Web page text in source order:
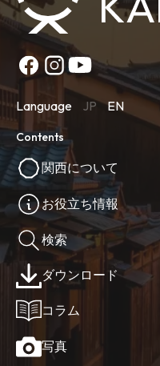
Language JP EN
Contents
関西について
お役立ち情報
検索
ダウンロード
コラム
写真